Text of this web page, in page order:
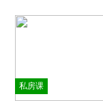
私房课